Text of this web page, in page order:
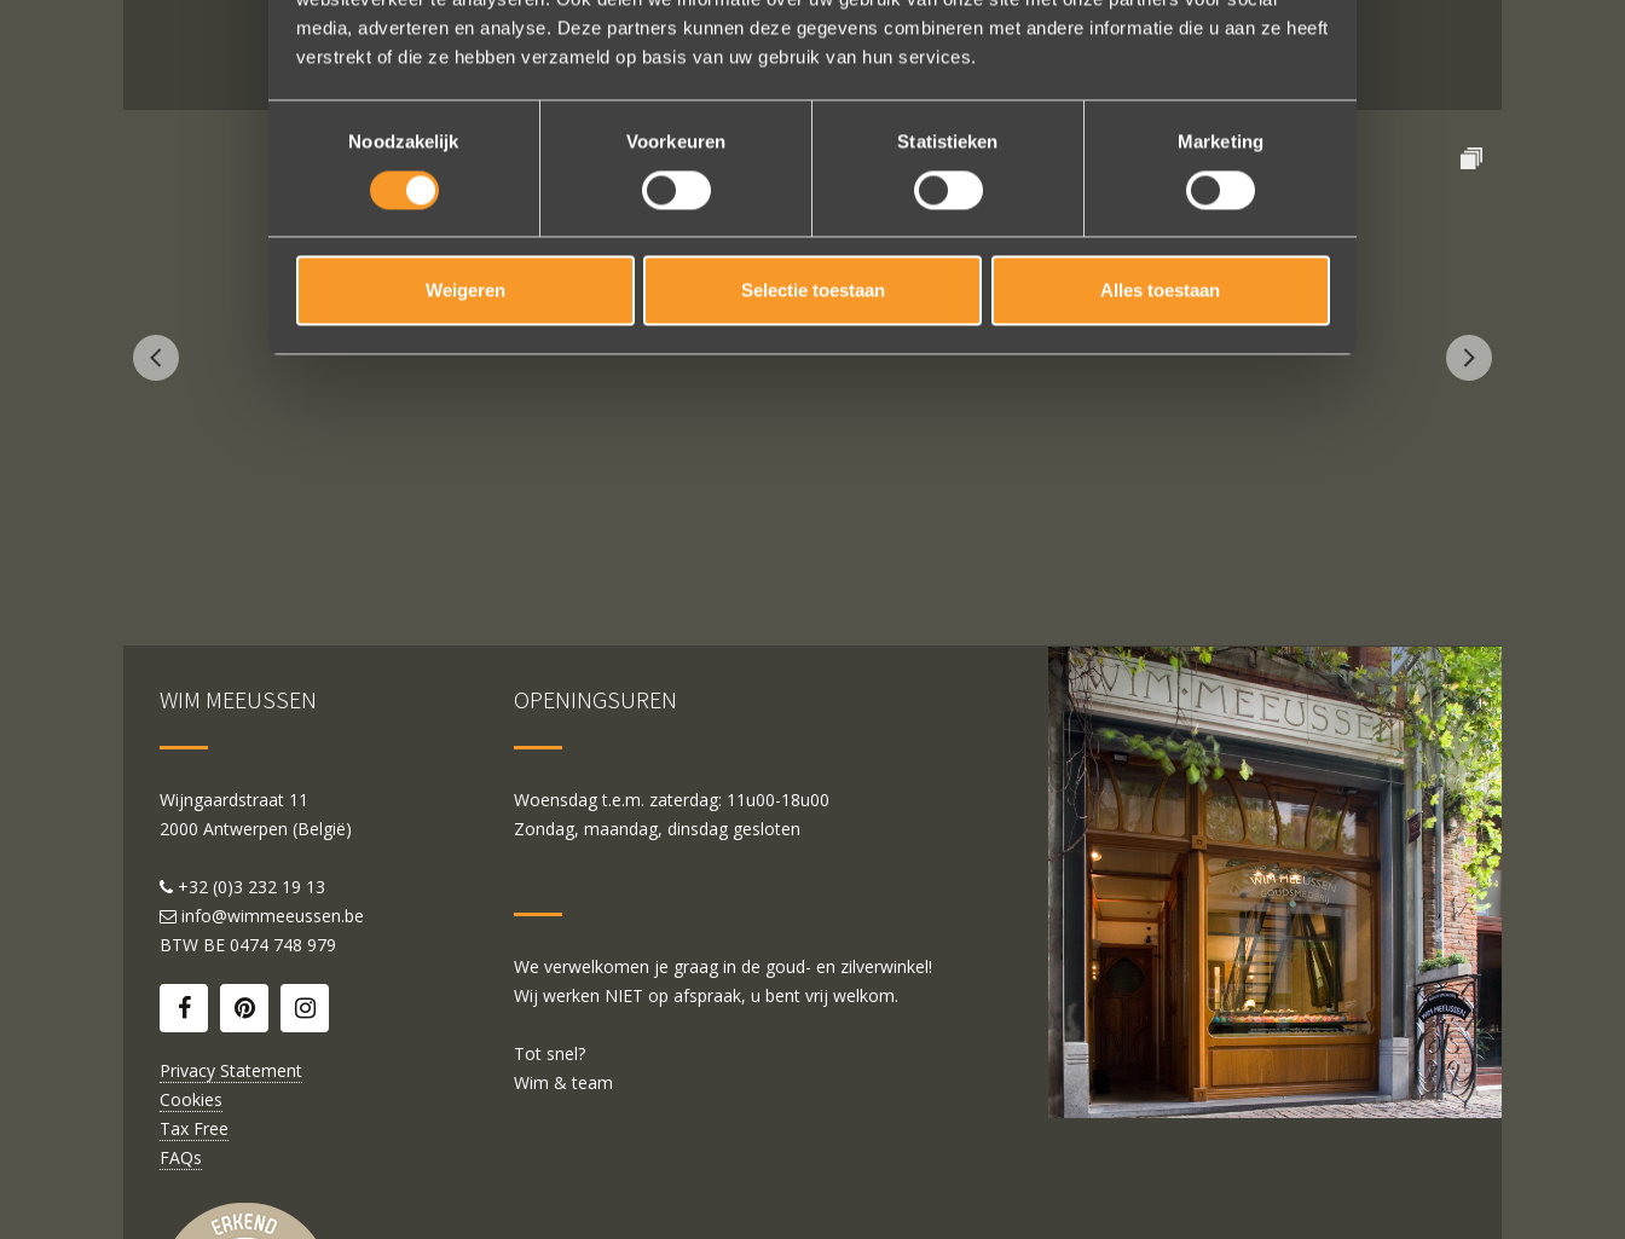
media, adverteren en analyse. Deze partners kunnen deze gegevens combineren met andere informatie die u aan ze heeft
verstrekt of die ze hebben verzameld op basis van uw gebruik van hun services.
Noodzakelijk
Voorkeuren Statistieken Marketing
Weigeren Selectie toestaan Alles toestaan
Bekijk al onze reviews
WIM MEEUSSEN
Wijngaardstraat 11
2000 Antwerpen (België)
+32 (0)3 232 19 13
info@wimmeeussen.be
BTW BE 0474 748 979
Privacy Statement
Cookies
Tax Free
FAQs
OPENINGSUREN
Woensdag t.e.m. zaterdag: 11u00-18u00
Zondag, maandag, dinsdag gesloten
We verwelkomen je graag in de goud- en zilverwinkel!
Wij werken NIET op afspraak, u bent vrij welkom.
Tot snel?
Wim & team